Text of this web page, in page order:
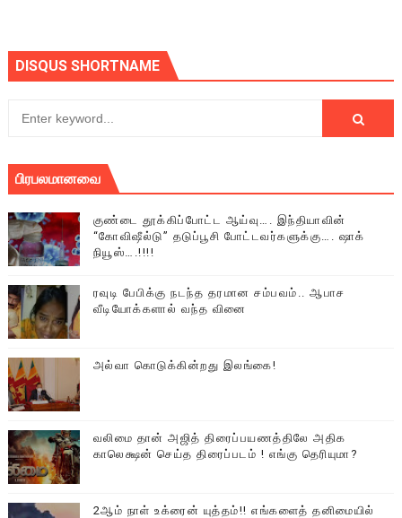
DISQUS SHORTNAME
பிரபலமானவை
குண்டை தூக்கிப்போட்ட ஆய்வு…. இந்தியாவின்
“கோவிஷீல்டு” தடுப்பூசி போட்டவர்களுக்கு…. ஷாக்
நியூஸ்….!!!!
ரவுடி பேபிக்கு நடந்த தரமான சம்பவம்.. ஆபாச
வீடியோக்களால் வந்த வினை
அல்வா கொடுக்கின்றது இலங்கை!
வலிமை தான் அஜித் திரைப்பயணத்திலே அதிக
காலெக்ஷன் செய்த திரைப்படம் ! எங்கு தெரியுமா?
2ஆம் நாள் உக்ரைன் யுத்தம்!! எங்களைத் தனிமையில்